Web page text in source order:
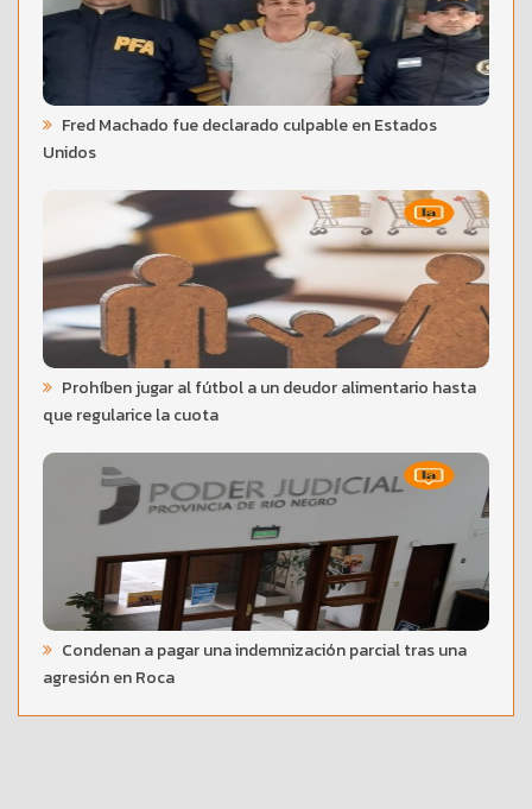
Fred Machado fue declarado culpable en Estados
Unidos
Prohíben jugar al fútbol a un deudor alimentario hasta
que regularice la cuota
Condenan a pagar una indemnización parcial tras una
agresión en Roca